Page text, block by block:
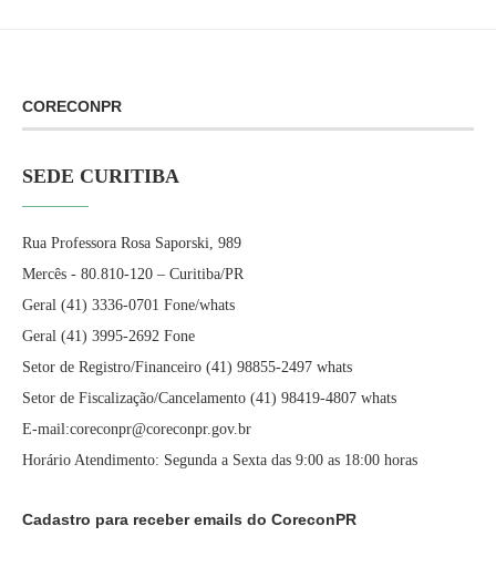
CORECONPR
SEDE CURITIBA
Rua Professora Rosa Saporski, 989
Mercês - 80.810-120 – Curitiba/PR
Geral (41) 3336-0701 Fone/whats
Geral (41) 3995-2692 Fone
Setor de Registro/Financeiro (41) 98855-2497 whats
Setor de Fiscalização/Cancelamento (41) 98419-4807 whats
E-mail:coreconpr@coreconpr.gov.br
Horário Atendimento: Segunda a Sexta das 9:00 as 18:00 horas
Cadastro para receber emails do CoreconPR